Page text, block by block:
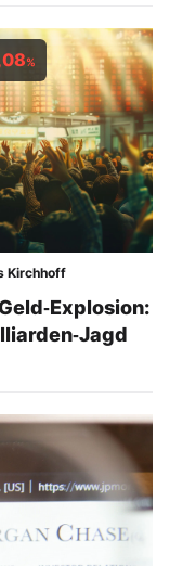
%
Kirchhoff